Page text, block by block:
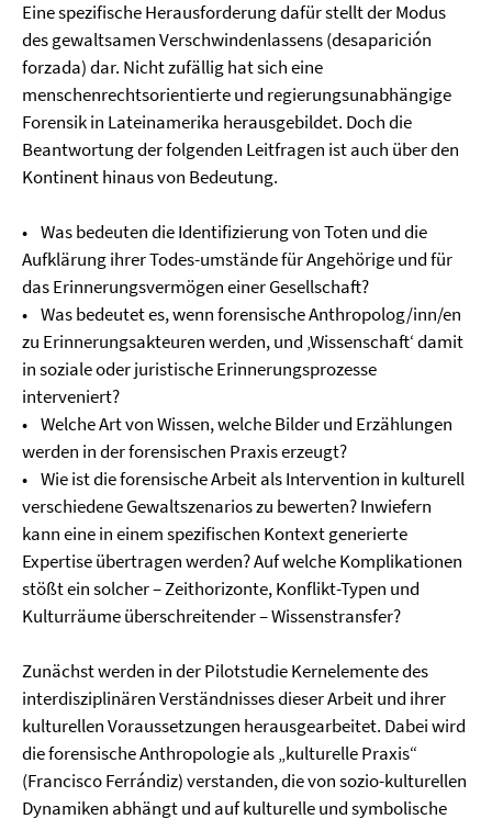
Eine spezifische Herausforderung dafür stellt der Modus
des gewaltsamen Verschwindenlassens (desaparición
forzada) dar. Nicht zufällig hat sich eine
menschenrechtsorientierte und regierungsunabhängige
Forensik in Lateinamerika herausgebildet. Doch die
Beantwortung der folgenden Leitfragen ist auch über den
Kontinent hinaus von Bedeutung.
• Was bedeuten die Identifizierung von Toten und die
Aufklärung ihrer Todes-umstände für Angehörige und für
das Erinnerungsvermögen einer Gesellschaft?
• Was bedeutet es, wenn forensische Anthropolog/inn/en
zu Erinnerungsakteuren werden, und ‚Wissenschaft‘ damit
in soziale oder juristische Erinnerungsprozesse
interveniert?
• Welche Art von Wissen, welche Bilder und Erzählungen
werden in der forensischen Praxis erzeugt?
• Wie ist die forensische Arbeit als Intervention in kulturell
verschiedene Gewaltszenarios zu bewerten? Inwiefern
kann eine in einem spezifischen Kontext generierte
Expertise übertragen werden? Auf welche Komplikationen
stößt ein solcher – Zeithorizonte, Konflikt-Typen und
Kulturräume überschreitender – Wissenstransfer?
Zunächst werden in der Pilotstudie Kernelemente des
interdisziplinären Verständnisses dieser Arbeit und ihrer
kulturellen Voraussetzungen herausgearbeitet. Dabei wird
die forensische Anthropologie als „kulturelle Praxis“
(Francisco Ferrándiz) verstanden, die von sozio-kulturellen
Dynamiken abhängt und auf kulturelle und symbolische